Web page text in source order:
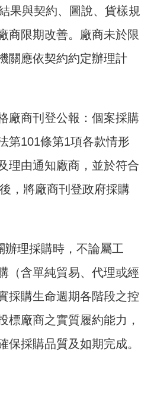
果與契約、圖說、貨樣規
商限期改善。廠商未於限
關應依契約約定辦理計
廠商刊登公報：個案採購
第101條第1項各款情形
理由通知廠商，並於符合
，將廠商刊登政府採購
辦理採購時，不論屬工
（含單純貿易、代理或經
採購生命週期各階段之控
標廠商之實質履約能力，
保採購品質及如期完成。